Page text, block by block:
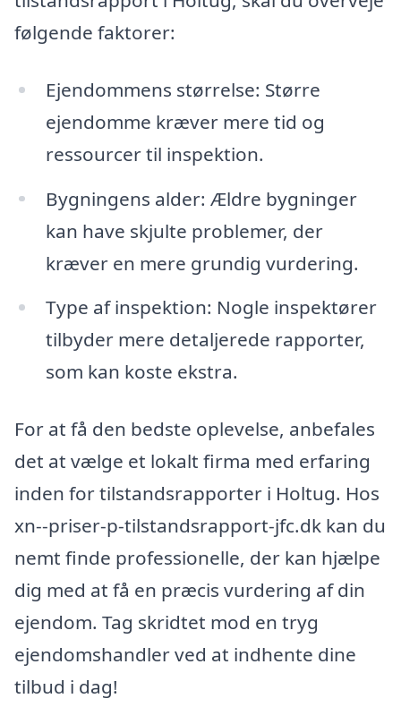
følgende faktorer:
Ejendommens størrelse: Større
ejendomme kræver mere tid og
ressourcer til inspektion.
Bygningens alder: Ældre bygninger
kan have skjulte problemer, der
kræver en mere grundig vurdering.
Type af inspektion: Nogle inspektører
tilbyder mere detaljerede rapporter,
som kan koste ekstra.
For at få den bedste oplevelse, anbefales
det at vælge et lokalt firma med erfaring
inden for tilstandsrapporter i Holtug. Hos
xn--priser-p-tilstandsrapport-jfc.dk kan du
nemt finde professionelle, der kan hjælpe
dig med at få en præcis vurdering af din
ejendom. Tag skridtet mod en tryg
ejendomshandler ved at indhente dine
tilbud i dag!